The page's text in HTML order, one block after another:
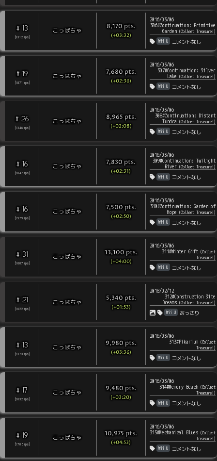
# 13
3312 rps
こっぱちゃ 8,170 pts.
(+03:32)
2016/03/06
306#Continuation: Primitive
Garden(Collect Treasure!)
Wii U
コメントなし
# 19
1871 rps
こっぱちゃ 7,680 pts.
(+02:36)
2016/03/06
307#Continuation: Silver
Lake (Collect Treasure!)
Wii U
コメントなし
# 26
1346 rps
こっぱちゃ 8,965 pts.
(+02:08)
2016/03/06
308#Continuation: Distant
Tundra (Collect Treasure!)
Wii U
コメントなし
# 16
2047 rps
こっぱちゃ 7,830 pts.
(+02:31)
2016/03/06
309#Continuation: Twilight
River(Collect Treasure!)
Wii U
コメントなし
# 16
1979 rps
こっぱちゃ 7,500 pts.
(+02:50)
2016/03/06
310#Continuation: Garden of
Hope (Collect Treasure!)
Wii U
コメントなし
# 31
1007 rps
こっぱちゃ 13,100 pts.
(+04:00)
2016/03/06
311#Winter Gift(Collect
Treasure!)
Wii U
コメントなし
# 21
1622 rps
こっぱちゃ 5,340 pts.
(+01:53)
2018/02/12
312#Construction Site
Dreams(Collect Treasure!)
Wii U
あっさり
# 13
2373 rps
こっぱちゃ 9,980 pts.
(+03:36)
2016/03/06
313#Pikarium(Collect
Treasure!)
Wii U
コメントなし
# 17
2032 rps
こっぱちゃ 9,480 pts.
(+03:20)
2016/03/06
314#Memory Beach(Collect
Treasure!)
Wii U
コメントなし
# 19
1705 rps
こっぱちゃ 10,975 pts.
(+04:53)
2016/03/06
315#Mechanical Blues(Collect
Treasure!)
Wii U
コメントなし